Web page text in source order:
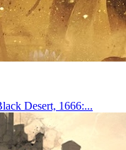
Desert, 1666:...